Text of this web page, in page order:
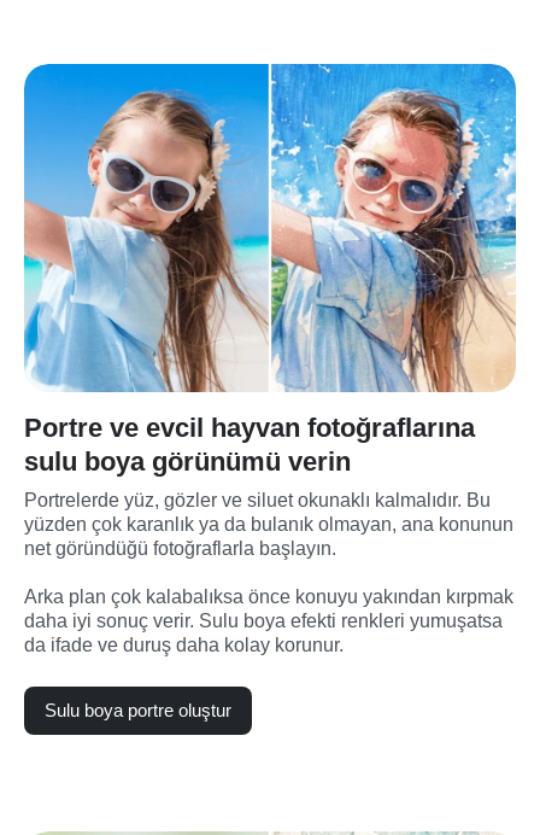
Portre ve evcil hayvan fotoğraflarına
sulu boya görünümü verin
Portrelerde yüz, gözler ve siluet okunaklı kalmalıdır. Bu
yüzden çok karanlık ya da bulanık olmayan, ana konunun
net göründüğü fotoğraflarla başlayın.
Arka plan çok kalabalıksa önce konuyu yakından kırpmak
daha iyi sonuç verir. Sulu boya efekti renkleri yumuşatsa
da ifade ve duruş daha kolay korunur.
Sulu boya portre oluştur